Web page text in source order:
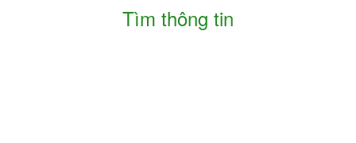
Tìm thông tin